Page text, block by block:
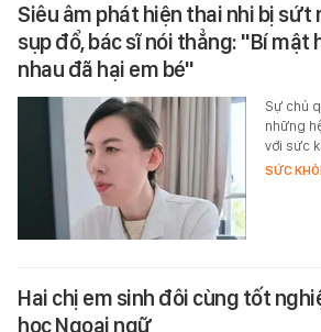
Siêu âm phát hiện thai nhi bị sứt
sụp đổ, bác sĩ nói thẳng: "Bí mật
nhau đã hại em bé"
Sự chủ
những
với sức
SỨC
Hai chị em sinh đôi cùng tốt
học Ngoại ngữ